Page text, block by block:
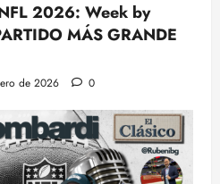
2026: Week by
MÁS GRANDE
de 2026 0